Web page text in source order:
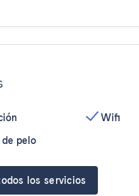
de pelo
Wifi
los servicios